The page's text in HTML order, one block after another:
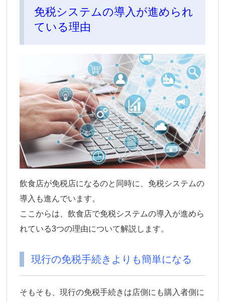
免税システムの導入が進められ
ている理由
飲食店が免税店になるのと同時に、免税システムの
導入も進んでいます。
ここからは、飲食店で免税システムの導入が進めら
れている3つの理由について解説します。
現行の免税手続きよりも簡単になる
そもそも、現行の免税手続きは店側にも購入者側に